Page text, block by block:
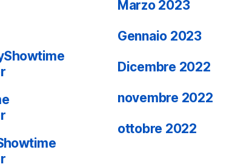
Marzo 2023
Gennaio 2023
Dicembre 2022
novembre 2022
ottobre 2022